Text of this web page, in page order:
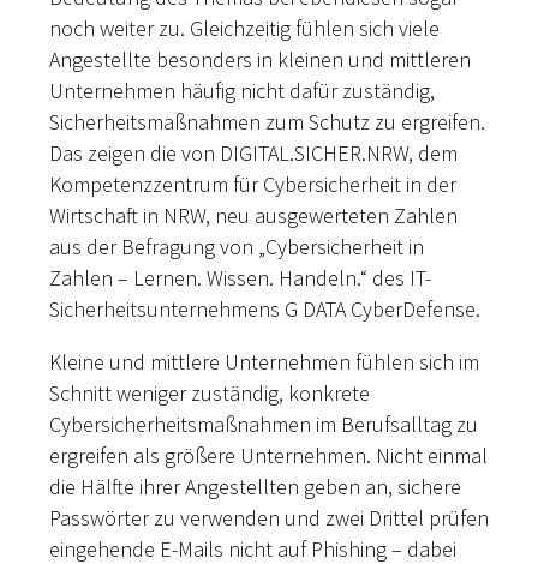
noch weiter zu. Gleichzeitig fühlen sich viele
Angestellte besonders in kleinen und mittleren
Unternehmen häufig nicht dafür zuständig,
Sicherheitsmaßnahmen zum Schutz zu ergreifen.
Das zeigen die von DIGITAL.SICHER.NRW, dem
Kompetenzzentrum für Cybersicherheit in der
Wirtschaft in NRW, neu ausgewerteten Zahlen
aus der Befragung von „Cybersicherheit in
Zahlen – Lernen. Wissen. Handeln.“ des IT-
Sicherheitsunternehmens G DATA CyberDefense.
Kleine und mittlere Unternehmen fühlen sich im
Schnitt weniger zuständig, konkrete
Cybersicherheitsmaßnahmen im Berufsalltag zu
ergreifen als größere Unternehmen. Nicht einmal
die Hälfte ihrer Angestellten geben an, sichere
Passwörter zu verwenden und zwei Drittel prüfen
eingehende E-Mails nicht auf Phishing – dabei